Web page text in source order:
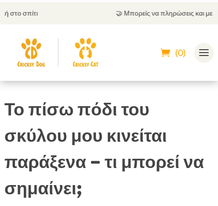
Μπορείς να πληρώσεις και με αντικαταβολή
(0)
Το πίσω πόδι του
σκύλου μου κινείται
παράξενα – τι μπορεί να
σημαίνει;